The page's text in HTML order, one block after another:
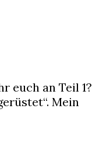
euch an Teil 1?
Mein